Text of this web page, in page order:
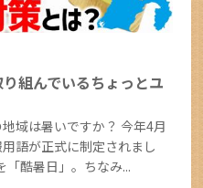
組んでいるちょっとユ
域は暑いですか？ 今年4月
語が正式に制定されまし
酷暑日」。ちなみ...